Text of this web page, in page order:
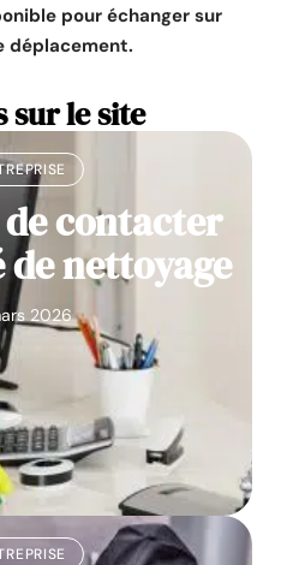
pour échanger sur
déplacement.
sur le site
contacter
nettoyage
2026